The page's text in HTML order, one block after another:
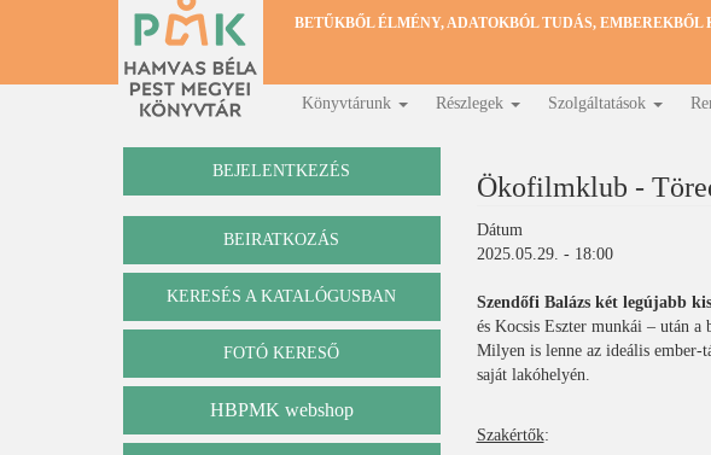
BETŰKBŐL ÉLMÉNY, ADATOKBÓL TUDÁS, EMBEREKBŐL
Fő
navigáció
Könyvtárunk Részlegek Szolgáltatások
BEJELENTKEZÉS
BEIRATKOZÁS
Katalógus
KERESÉS A KATALÓGUSBAN
FOTÓ KERESŐ
HBPMK webshop
Ökofilmklub -
Dátum
2025.05.29. - 18:00
Szendőfi Balázs két legújabb
és Kocsis Eszter munkái – után a
Milyen is lenne az ideális ember-
saját lakóhelyén.
Szakértők: